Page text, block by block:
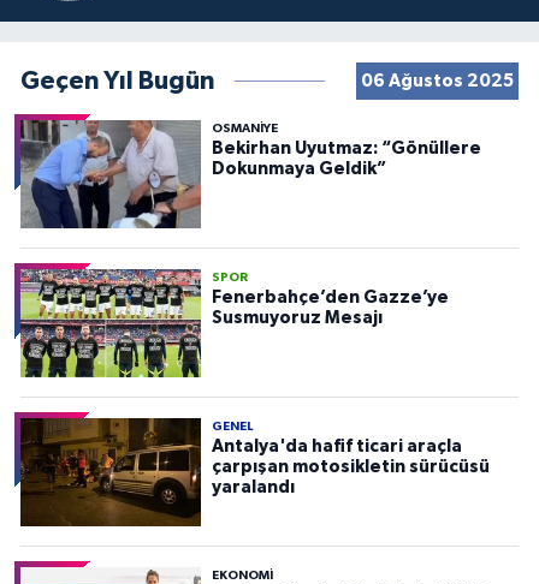
Geçen Yıl Bugün 06 Ağustos 2025
OSMANIYE
Bekirhan Uyutmaz: “Gönüllere
Dokunmaya Geldik”
SPOR
Fenerbahçe’den Gazze’ye
Susmuyoruz Mesajı
GENEL
Antalya'da hafif ticari araçla
çarpışan motosikletin sürücüsü
yaralandı
EKONOMI